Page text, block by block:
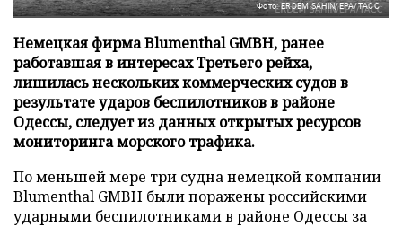
Фото: ERDEM SAHIN/EPA/ТАСС
Немецкая фирма Blumenthal GMBH, ранее
работавшая в интересах Третьего рейха,
лишилась нескольких коммерческих судов в
результате ударов беспилотников в районе
Одессы, следует из данных открытых ресурсов
мониторинга морского трафика.
По меньшей мере три судна немецкой компании
Blumenthal GMBH были поражены российскими
ударными беспилотниками в районе Одессы за